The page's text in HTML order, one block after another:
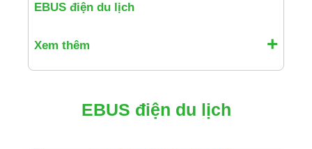
EBUS điện du lịch
Xem thêm
EBUS điện du lịch